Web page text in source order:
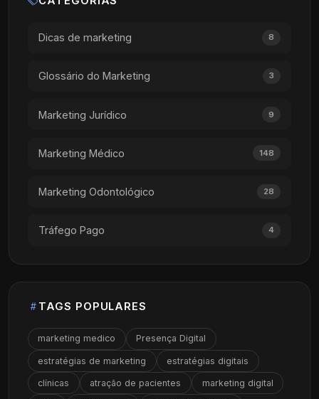
Dicas de marketing 8
Glossário do Marketing 3
Marketing Jurídico 9
Marketing Médico 148
Marketing Odontológico 28
Tráfego Pago 4
TAGS POPULARES
marketing medico Presença Digital
estratégias de marketing estratégias digitais
clínicas atração de pacientes marketing digital